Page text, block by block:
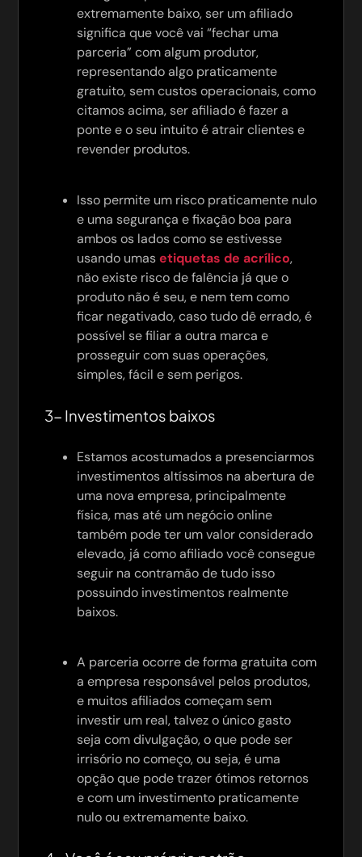
extremamente baixo, ser um afiliado
significa que você vai “fechar uma
parceria” com algum produtor,
representando algo praticamente
gratuito, sem custos operacionais, como
citamos acima, ser afiliado é fazer a
ponte e o seu intuito é atrair clientes e
revender produtos.
Isso permite um risco praticamente nulo
e uma segurança e fixação boa para
ambos os lados como se estivesse
usando umas etiquetas de acrílico,
não existe risco de falência já que o
produto não é seu, e nem tem como
ficar negativado, caso tudo dê errado, é
possível se filiar a outra marca e
prosseguir com suas operações,
simples, fácil e sem perigos.
3- Investimentos baixos
Estamos acostumados a presenciarmos
investimentos altíssimos na abertura de
uma nova empresa, principalmente
física, mas até um negócio online
também pode ter um valor considerado
elevado, já como afiliado você consegue
seguir na contramão de tudo isso
possuindo investimentos realmente
baixos.
A parceria ocorre de forma gratuita com
a empresa responsável pelos produtos,
e muitos afiliados começam sem
investir um real, talvez o único gasto
seja com divulgação, o que pode ser
irrisório no começo, ou seja, é uma
opção que pode trazer ótimos retornos
e com um investimento praticamente
nulo ou extremamente baixo.